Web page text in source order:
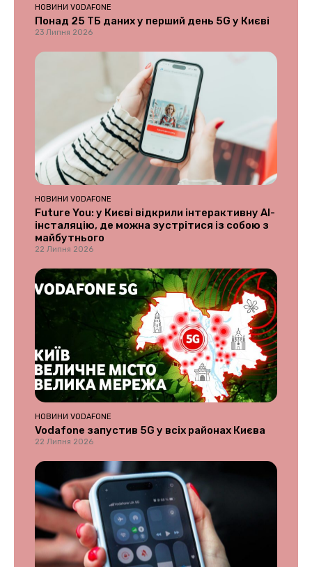
НОВИНИ VODAFONE
Понад 25 ТБ даних у перший день 5G у Києві
23 Липня 2026
НОВИНИ VODAFONE
Future You: у Києві відкрили інтерактивну AI-
інсталяцію, де можна зустрітися із собою з
майбутнього
22 Липня 2026
НОВИНИ VODAFONE
Vodafone запустив 5G у всіх районах Києва
22 Липня 2026